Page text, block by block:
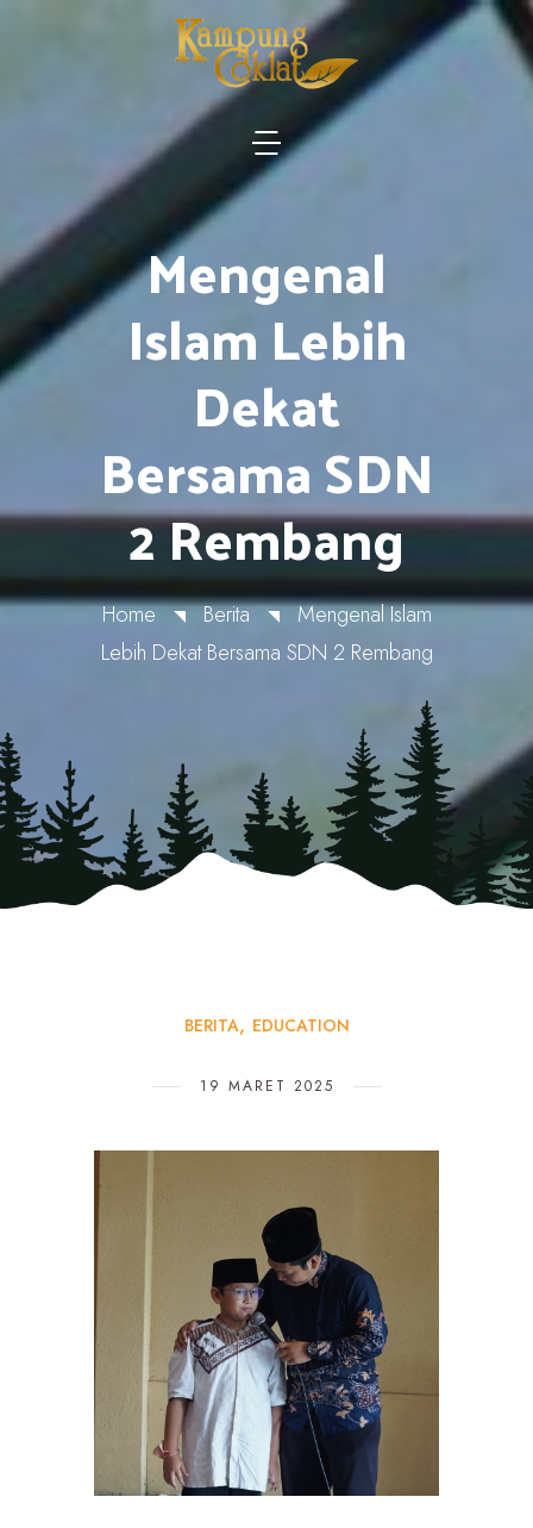
Mengenal
Islam Lebih
Dekat
Bersama SDN
2 Rembang
Home Berita
Mengenal Islam
Lebih Dekat Bersama SDN 2 Rembang
BERITA EDUCATION
19 MARET 2025